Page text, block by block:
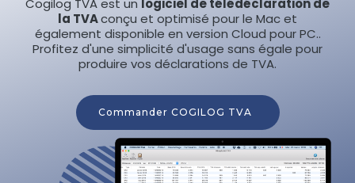
Cogilog TVA est un logiciel de télédéclaration de
la TVAconçu et optimisé pour le Mac et
également disponible en version Cloud pour PC..
Profitez d'une simplicité d'usage sans égale pour
produire vos déclarations de TVA.
Commander COGILOG TVA